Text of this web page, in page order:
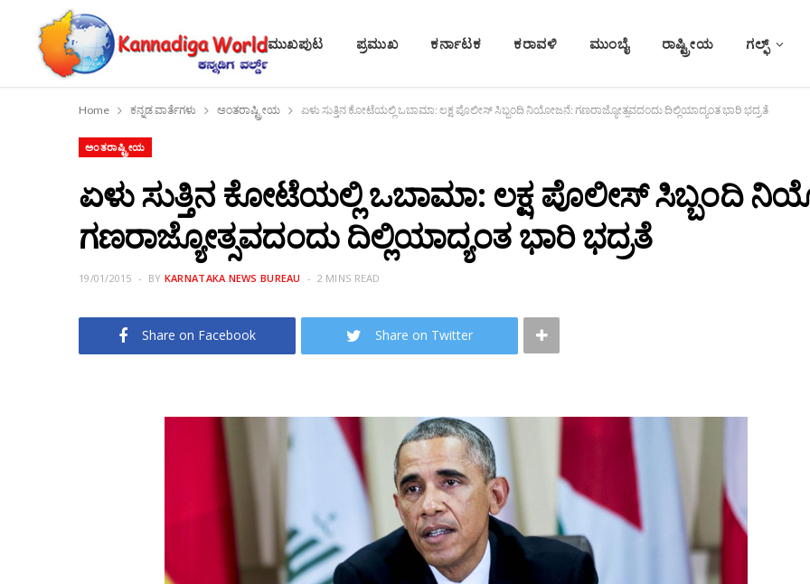
ಮುಖಪುಟ ಪ್ರಮುಖ ಕರ್ನಾಟಕ ಕರಾವಳಿ ಮುಂಬೈ ರಾಷ್ಟ್ರೀಯ ಗಲ್ಫ್
Home ಕನ್ನಡ ವಾರ್ತೆಗಳು ಅಂತರಾಷ್ಟ್ರೀಯ ಏಳು ಸುತ್ತಿನ ಕೋಟೆಯಲ್ಲಿ ಒಬಾಮಾ: ಲಕ್ಷ ಪೊಲೀಸ್‌ ಸಿಬ್ಬಂದಿ ನಿಯೋಜನೆ: ಗಣರಾಜ್ಯೋತ್ಸವದಂದು ದಿಲ್ಲಿಯಾದ್ಯಂತ ಭಾರಿ ಭದ್ರತೆ
ಅಂತರಾಷ್ಟ್ರೀಯ
ಏಳು ಸುತ್ತಿನ ಕೋಟೆಯಲ್ಲಿ ಒಬಾಮಾ: ಲಕ್ಷ ಪೊಲೀಸ್‌ ಸಿಬ್ಬಂದಿ
ಗಣರಾಜ್ಯೋತ್ಸವದಂದು ದಿಲ್ಲಿಯಾದ್ಯಂತ ಭಾರಿ ಭದ್ರತೆ
19/01/2015 BY KARNATAKA NEWS BUREAU 2 MINS READ
Share on Facebook Share on Twitter